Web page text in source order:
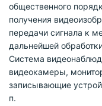
общественного
получения
передачи сигнала к
дальнейшей
Система
видеокамеры,
записывающие
п.